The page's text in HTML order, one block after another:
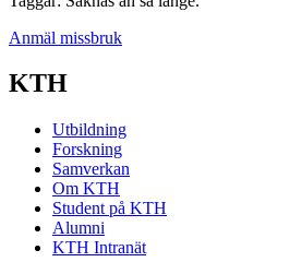
Anmäl missbruk
KTH
Utbildning
Forskning
Samverkan
Om KTH
Student på KTH
Alumni
KTH Intranät